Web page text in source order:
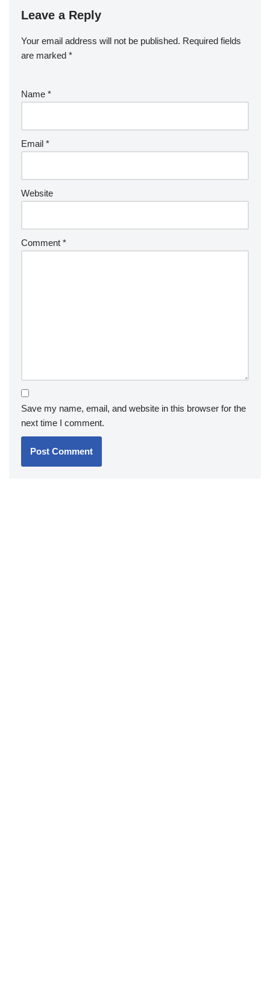
Leave a Reply
Your email address will not be published. Required fields
are marked *
Name *
Email *
Website
Comment *
Save my name, email, and website in this browser for the
next time I comment.